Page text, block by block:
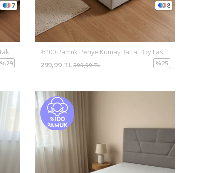
7
%100 Pamuk Penye Kumaş 120X200 Yataklar İçin Lastikli Çarşaf Yeşil
%29
8
%100 Pamuk Penye Kumaş Battal Boy Lastikli Çarşaf Antrasit
299,99 TL399,99 TL %25